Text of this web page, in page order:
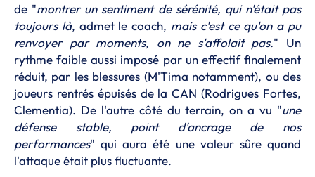
de "montrer un sentiment de sérénité, qui n'était pas
toujours là, admet le coach, mais c'est ce qu'on a pu
renvoyer par moments, on ne s'affolait pas." Un
rythme faible aussi imposé par un effectif finalement
réduit, par les blessures (M'Tima notamment), ou des
joueurs rentrés épuisés de la CAN (Rodrigues Fortes,
Clementia). De l'autre côté du terrain, on a vu "une
défense stable, point d'ancrage de nos
performances" qui aura été une valeur sûre quand
l'attaque était plus fluctuante.